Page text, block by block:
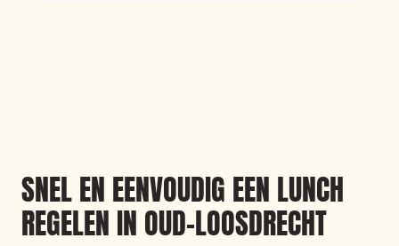
SNEL EN EENVOUDIG EEN LUNCH
REGELEN IN OUD-LOOSDRECHT